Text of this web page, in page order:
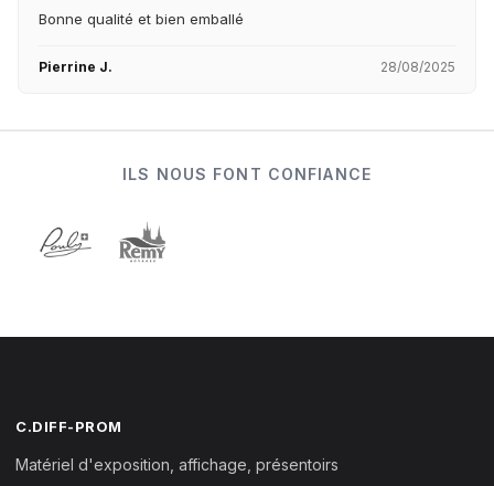
Bonne qualité et bien emballé
Pierrine J. 28/08/2025
ILS NOUS FONT CONFIANCE
C.DIFF-PROM
Matériel d'exposition, affichage, présentoirs